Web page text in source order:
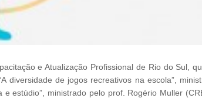
e Atualização Profissional de Rio do Sul,
diversidade de jogos recreativos na escola”,
e estúdio”, ministrado pelo prof. Rogério Muller